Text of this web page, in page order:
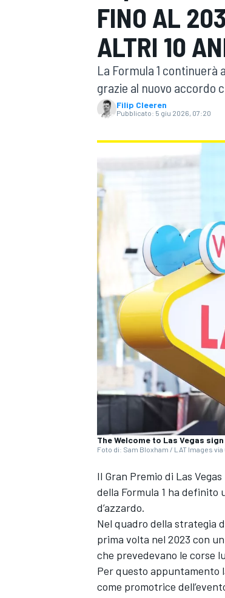
MOTOGP
MONOPOSTO
FINO AL
ALTRI 10
La Formula 1
grazie al nuovo accordo
Filip Cleeren
Pubblicato: 5 giu 2026, 07:20
The Welcome to Las Vegas sign
Foto di: Sam Bloxham / LAT Images
Il Gran Premio di Las
della Formula 1 ha definito
d’azzardo.
Nel quadro della strategia
prima volta nel 2023 con
che prevedevano le corse
Per questo appuntamento
come promotrice